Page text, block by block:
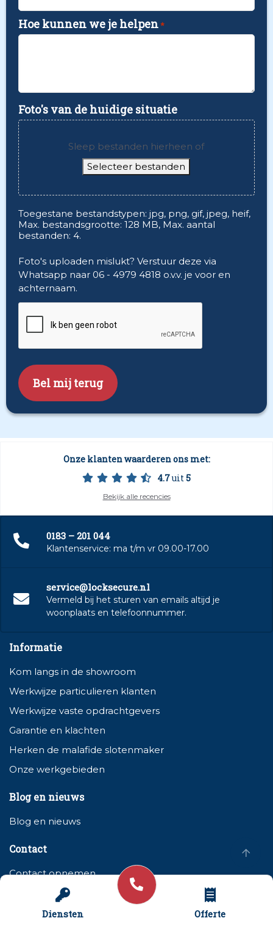
Hoe kunnen we je helpen*
Foto's van de huidige situatie
Sleep bestanden hierheen of
Selecteer bestanden
Toegestane bestandstypen: jpg, png, gif, jpeg, heif,
Max. bestandsgrootte: 128 MB, Max. aantal
bestanden: 4.
Foto's uploaden mislukt? Verstuur deze via
Whatsapp naar 06 - 4979 4818 o.v.v. je voor en
achternaam.
CAPTCHA
Onze klanten waarderen ons met:
4.7uit 5
Bekijk alle recencies
Informatie
Kom langs in de showroom
Werkwijze particulieren klanten
Werkwijze vaste opdrachtgevers
Garantie en klachten
Herken de malafide slotenmaker
Onze werkgebieden
Blog en nieuws
Blog en nieuws
Contact
Contact opnemen
Offerte aanvragen
Diensten
0183 – 201 044
Klantenservice: ma t/m vr 09.00-17.00
service@locksecure.nl
Vermeld bij het sturen van emails altijd je
woonplaats en telefoonnummer.
Diensten Offerte